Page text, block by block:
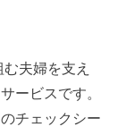
夫婦を支え
ービスです。
チェックシー